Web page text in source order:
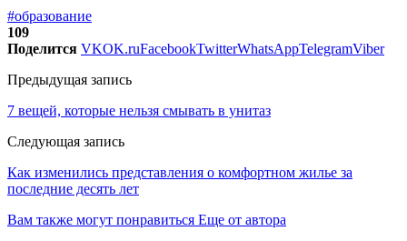
#образование
109
Поделится VKOK.ruFacebookTwitterWhatsAppTelegramViber
Предыдущая запись
7 вещей, которые нельзя смывать в унитаз
Следующая запись
Как изменились представления о комфортном жилье за
последние десять лет
Вам также могут понравиться Еще от автора